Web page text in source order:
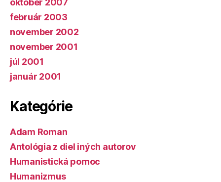
október 2007
február 2003
november 2002
november 2001
júl 2001
január 2001
Kategórie
Adam Roman
Antológia z diel iných autorov
Humanistická pomoc
Humanizmus